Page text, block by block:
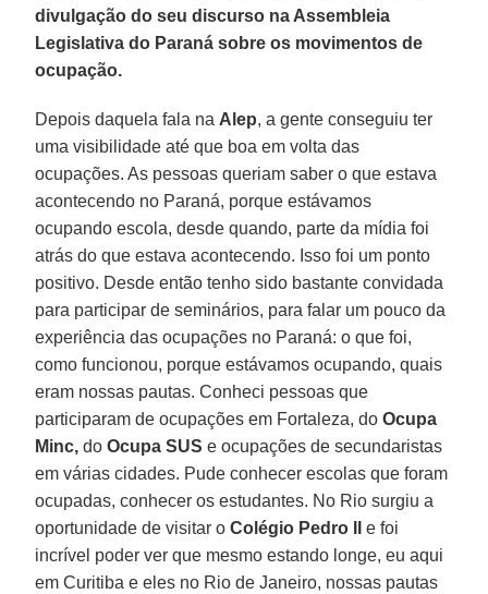
divulgação do seu discurso na Assembleia
Legislativa do Paraná sobre os movimentos de
ocupação.
Depois daquela fala naAlep, a gente conseguiu ter
uma visibilidade até que boa em volta das
ocupações. As pessoas queriam saber o que estava
acontecendo no Paraná, porque estávamos
ocupando escola, desde quando, parte da mídia foi
atrás do que estava acontecendo. Isso foi um ponto
positivo. Desde então tenho sido bastante convidada
para participar de seminários, para falar um pouco da
experiência das ocupações no Paraná: o que foi,
como funcionou, porque estávamos ocupando, quais
eram nossas pautas. Conheci pessoas que
participaram de ocupações em Fortaleza, doOcupa
Minc, doOcupa SUS e ocupações de secundaristas
em várias cidades. Pude conhecer escolas que foram
ocupadas, conhecer os estudantes. No Rio surgiu a
oportunidade de visitar o Colégio Pedro II
e foi
incrível poder ver que mesmo estando longe, eu aqui
em Curitiba e eles no Rio de Janeiro, nossas pautas